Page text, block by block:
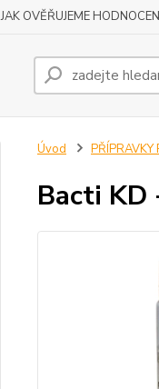
JAK OVĚŘUJEME
Úvod
Bacti KD